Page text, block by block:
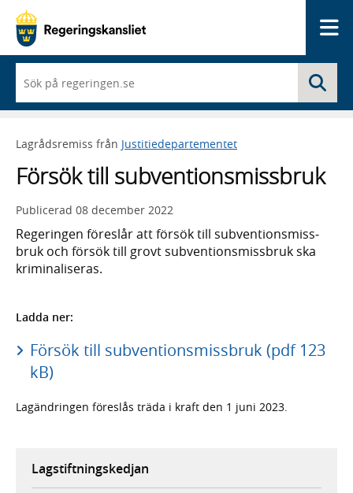
du
börjar
skriva
framträder
lista
med
sökförslag
Lagrådsremiss från Justitiedepartementet
Försök till subventionsmissbruk
Publicerad 08 december 2022
Regeringen föreslår att försök till sub­ventions­miss­
bruk och försök till grovt sub­ventions­miss­bruk ska
kriminali­seras.
Ladda ner:
Försök till subventionsmissbruk (pdf 123
kB)
Lag­ändringen föreslås träda i kraft den 1 juni 2023.
Lagstiftningskedjan